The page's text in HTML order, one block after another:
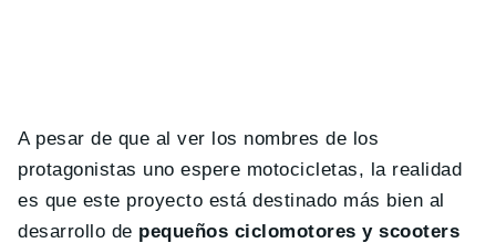
A pesar de que al ver los nombres de los
protagonistas uno espere motocicletas, la realidad
es que este proyecto está destinado más bien al
desarrollo de pequeños ciclomotores y scooters